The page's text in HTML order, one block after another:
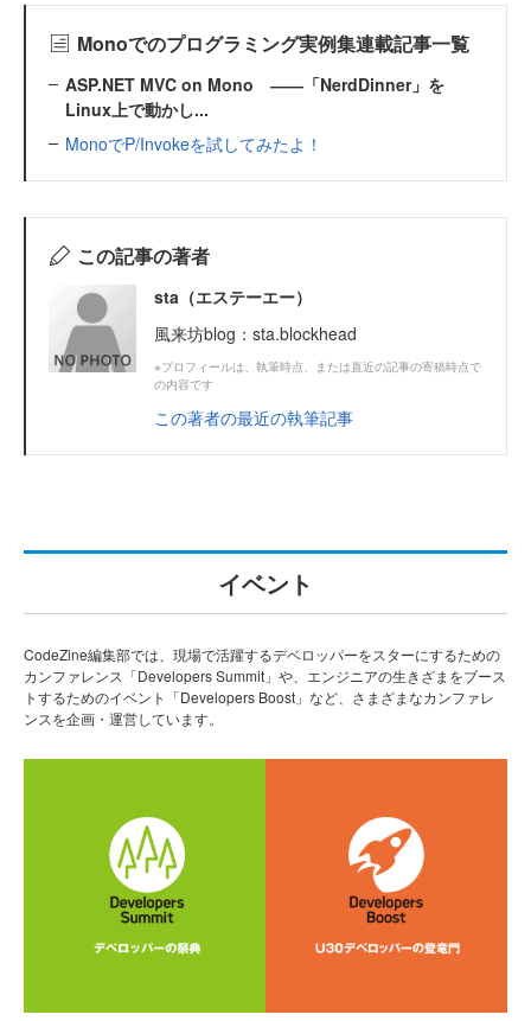
Monoでのプログラミング実例集連載記事一覧
ASP.NET MVC on Mono ――「NerdDinner」を
Linux上で動かし...
MonoでP/Invokeを試してみたよ！
この記事の著者
sta（エステーエー）
風来坊blog：sta.blockhead
※プロフィールは、執筆時点、または直近の記事の寄稿時点で
の内容です
この著者の最近の執筆記事
イベント
CodeZine編集部では、現場で活躍するデベロッパーをスターにするための
カンファレンス「Developers Summit」や、エンジニアの生きざまをブース
トするためのイベント「Developers Boost」など、さまざまなカンファレ
ンスを企画・運営しています。